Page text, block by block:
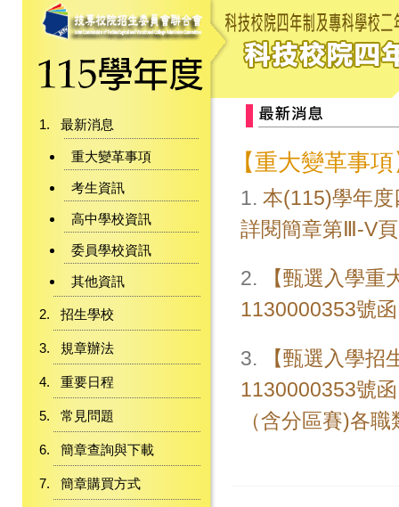
最新消息
重大變革事項
考生資訊
高中學校資訊
委員學校資訊
其他資訊
招生學校
規章辦法
重要日程
常見問題
簡章查詢與下載
簡章購買方式
【重大變革事
1. 本(115)學年
詳閱簡章第Ⅲ-V
2.
【甄選入學
1130000353號
3.
【甄選入學
1130000353號
（含分區賽)各職